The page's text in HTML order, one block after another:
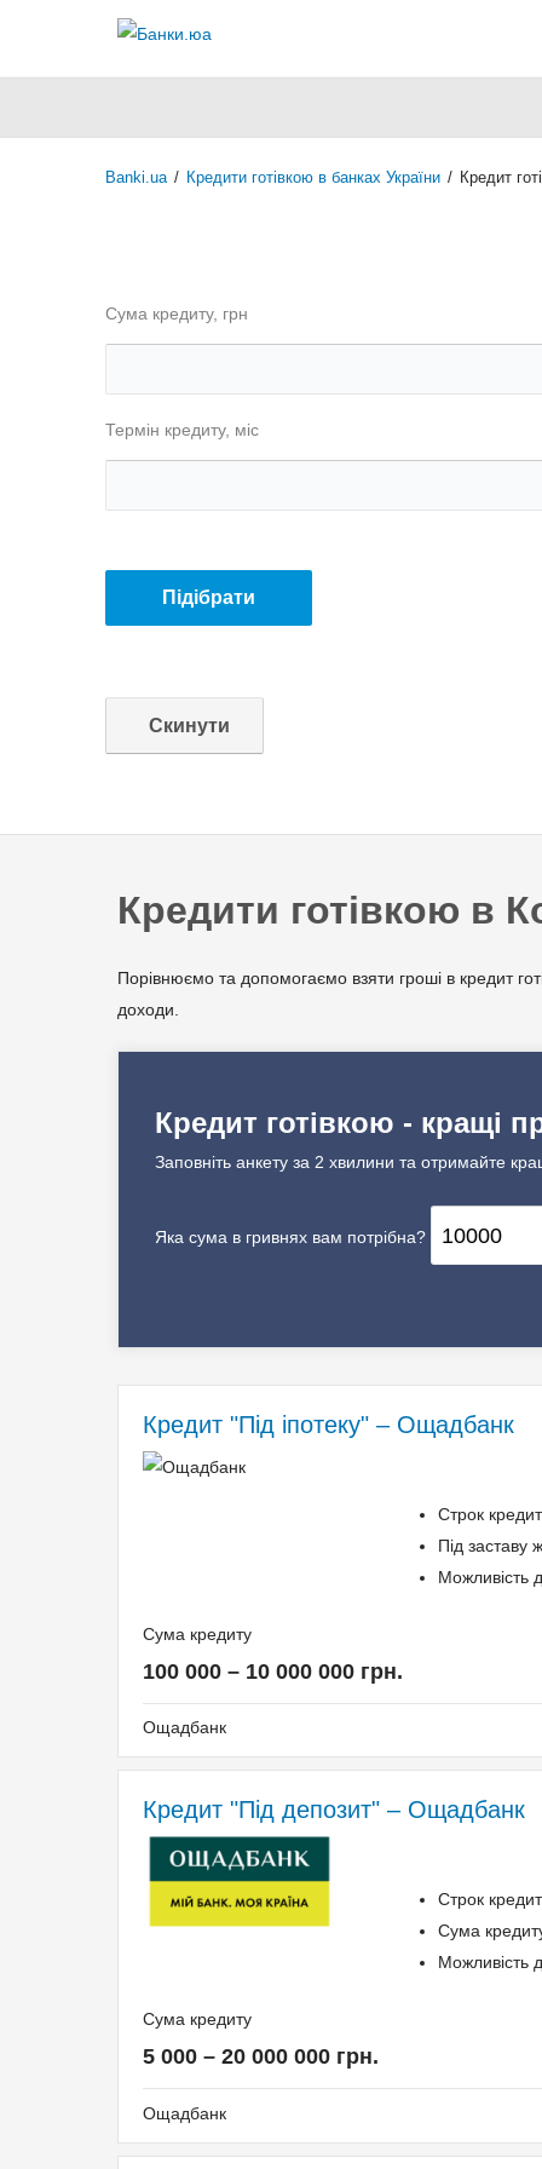
Banki.ua / Кредити готівкою в банках України / Кредит
Сума кредиту, грн
Термін кредиту, міс
Кредити готівкою в
Порівнюємо та допомогаємо взяти гроші в кредит
доходи.
Кредит готівкою - кращі
Заповніть анкету за 2 хвилини та отримайте
Яка сума в гривнях вам потрібна?
Кредит "Під іпотеку" – Ощадбанк
Строк
Під заставу
Можливість
Сума кредиту
100 000 – 10 000 000 грн.
Ощадбанк
Одноразова комісія: 0,99% (мін. 1000 грн.)
Щомісячна комісія: 0.00%
Застава: Нерухомість
Страхування життя та здоров'я
Страхування предмету застави
Способи погашення кредиту
Кредит "Під депозит" – Ощадбанк
Строк
Сума
Можливість
Сума кредиту
5 000 – 20 000 000 грн.
Ощадбанк